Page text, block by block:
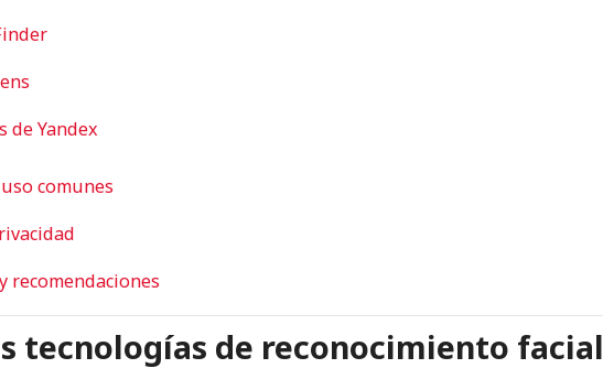
de Yandex
comunes
recomendaciones
tecnologías de reconocimiento facial